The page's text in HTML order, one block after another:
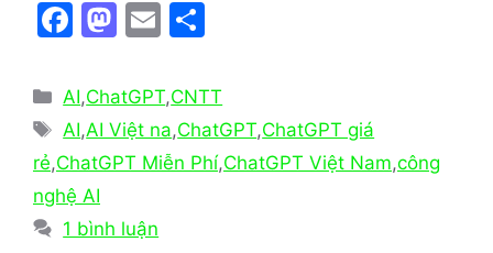
F
c
e
b
o
o
M
st
o
d
n
E
ai
l
ar
e
Danh
mục
AI,ChatGPT,CNTT
Thẻ
AI,AI Việt na,ChatGPT,ChatGPT giá
rẻ,ChatGPT Miễn Phí,ChatGPT Việt Nam,công
nghệ AI
1 bình luận